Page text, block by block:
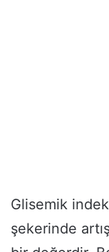
Glisemik
şekerinde